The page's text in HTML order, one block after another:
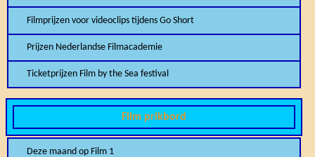
Filmprijzen voor videoclips tijdens Go Short
Prijzen Nederlandse Filmacademie
Ticketprijzen Film by the Sea festival
Film prikbord
Deze maand op Film 1